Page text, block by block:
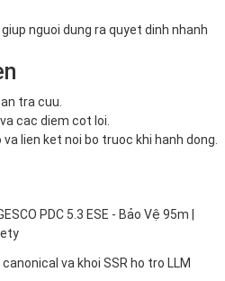
nguoi dung ra quyet dinh nhanh
tra cuu.
cac diem cot loi.
lien ket noi bo truoc khi hanh dong.
PDC 5.3 ESE - Bảo Vệ 95m |
canonical va khoi SSR ho tro LLM